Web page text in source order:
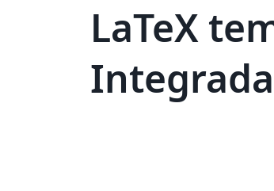
LaTeX